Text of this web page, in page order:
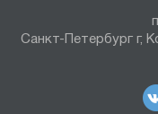
Санкт-Петербург г,